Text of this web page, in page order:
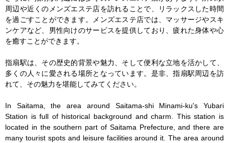
周辺や近くのメンズエステ店を訪れることで、リラックスした時間
を過ごすことができます。メンズエステ店では、マッサージやスキ
ンケアなど、男性向けのサービスを提供しており、疲れた身体や心
を癒すことができます。
指扇駅は、その歴史的背景や魅力、そして便利な立地を活かして、
多くの人々に愛される場所となっています。是非、指扇駅周辺を訪
れて、その魅力を堪能してみてください。
In Saitama, the area around Saitama-shi Minami-ku's Yubari
Station is full of historical background and charm. This station is
located in the southern part of Saitama Prefecture, and there are
many tourist spots and leisure facilities around it. The area around